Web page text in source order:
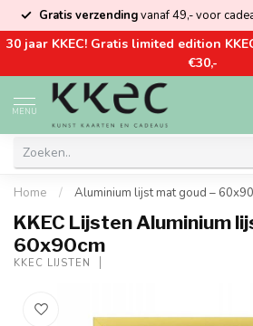
Gratis verzendingvanaf 49,- voor
30 jaar KKEC! Gratis limited edition
€30,-
MENU
Home / Aluminium lijst mat goud –
KKEC Lijsten Aluminium
60x90cm
KKEC LIJSTEN